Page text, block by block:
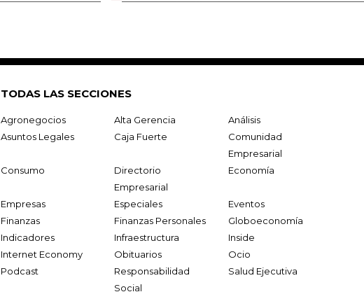
TODAS LAS SECCIONES
Agronegocios Alta Gerencia
Análisis
Asuntos Legales
Caja Fuerte
Comunidad
Empresarial
Consumo
Directorio
Empresarial
Economía
Empresas Especiales
Eventos
Finanzas
Finanzas Personales
Globoeconomía
Indicadores
Infraestructura
Inside
Internet Economy
Obituarios
Ocio
Podcast
Responsabilidad
Social
Salud Ejecutiva